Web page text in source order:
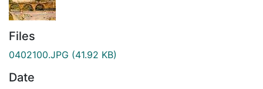
Files
0402100.JPG (41.92 KB)
Date